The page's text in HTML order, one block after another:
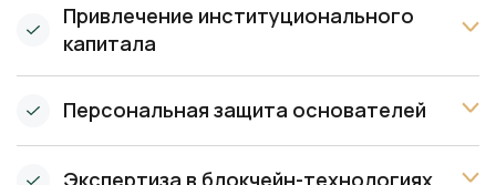
Привлечение институционального
капитала
Персональная защита основателей